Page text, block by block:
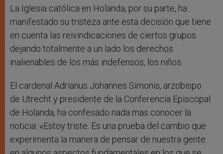
La Iglesia católica en Holanda, por su parte, ha
manifestado su tristeza ante esta decisión que tiene
en cuenta las reivindicaciones de ciertos grupos
dejando totalmente a un lado los derechos
inalienables de los más indefensos, los niños.
El cardenal Adrianus Johannes Simonis, arzobispo
de Utrecht y presidente de la Conferencia Episcopal
de Holanda, ha confesado nada mas conocer la
noticia: «Estoy triste. Es una prueba del cambio que
experimenta la manera de pensar de nuestra gente